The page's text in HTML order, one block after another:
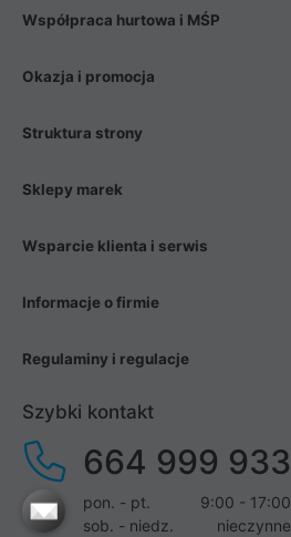
Współpraca hurtowa i MŚP
Okazja i promocja
Struktura strony
Sklepy marek
Wsparcie klienta i serwis
Informacje o firmie
Regulaminy i regulacje
Szybki kontakt
664 999 933
pon. - pt.
9:00 - 17:00
sob. - niedz.
nieczynne